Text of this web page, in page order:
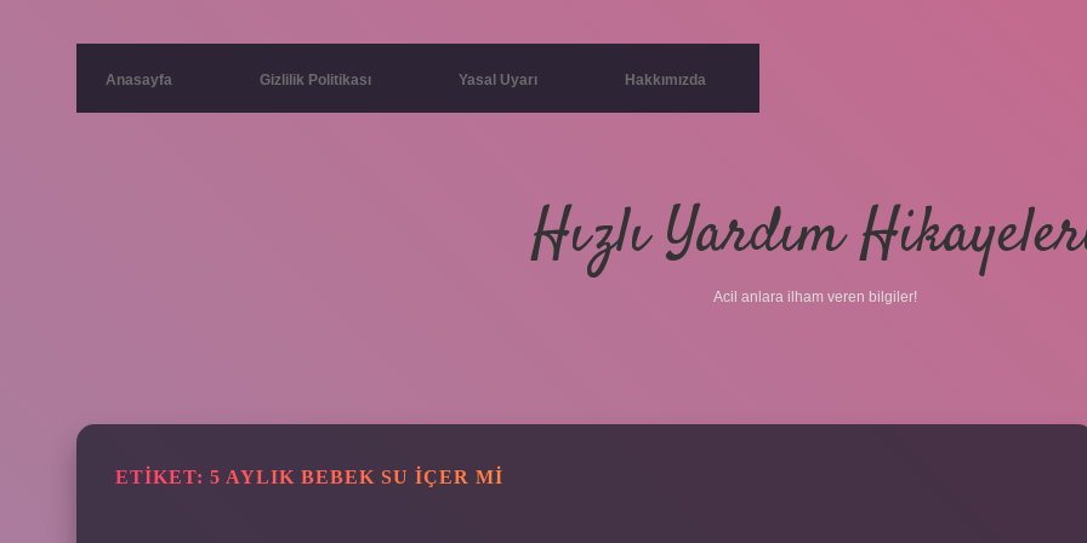
Anasayfa Gizlilik Politikası Yasal Uyarı Hakkımızda
Hızlı Yardım
Acil anlara ilham veren bilgiler!
ETIKET: 5 AYLIK BEBEK SU IÇER MI